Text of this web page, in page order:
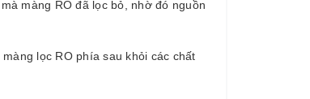
màng RO đã lọc bỏ, nhờ đó nguồn
lọc RO phía sau khỏi các chất